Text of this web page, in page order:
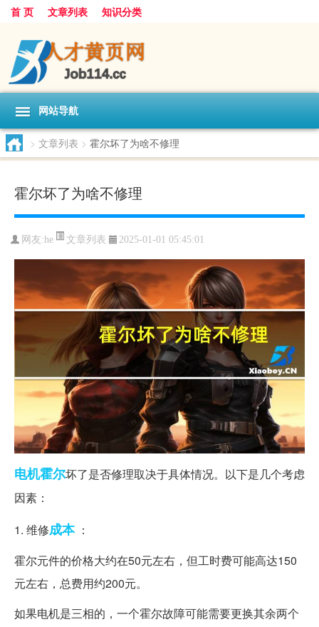
首 页 文章列表 知识分类
网站导航
> 文章列表 > 霍尔坏了为啥不修理
霍尔坏了为啥不修理
网友:he 文章列表 2025-01-01 05:45:01
电机霍尔坏了是否修理取决于具体情况。以下是几个考虑
因素：
1. 维修成本：
霍尔元件的价格大约在50元左右，但工时费可能高达150
元左右，总费用约200元。
如果电机是三相的，一个霍尔故障可能需要更换其余两个